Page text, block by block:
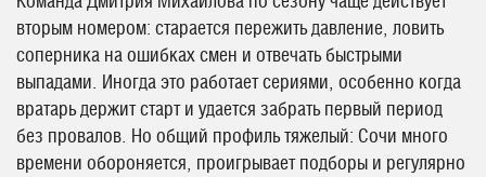
вторым номером: старается пережить давление, ловить
соперника на ошибках смен и отвечать быстрыми
выпадами. Иногда это работает сериями, особенно когда
вратарь держит старт и удается забрать первый период
без провалов. Но общий профиль тяжелый: Сочи много
времени обороняется, проигрывает подборы и регулярно